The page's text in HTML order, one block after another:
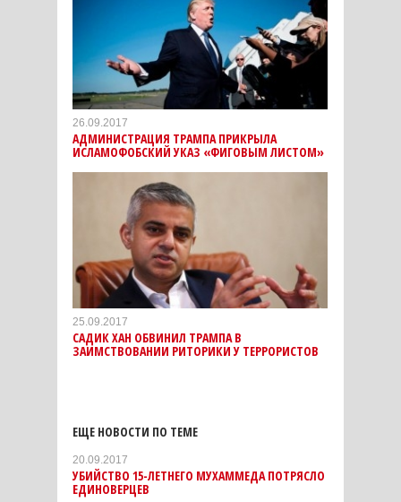
26.09.2017
АДМИНИСТРАЦИЯ ТРАМПА ПРИКРЫЛА
ИСЛАМОФОБСКИЙ УКАЗ «ФИГОВЫМ ЛИСТОМ»
25.09.2017
САДИК ХАН ОБВИНИЛ ТРАМПА В
ЗАИМСТВОВАНИИ РИТОРИКИ У ТЕРРОРИСТОВ
ЕЩЕ НОВОСТИ ПО ТЕМЕ
20.09.2017
УБИЙСТВО 15-ЛЕТНЕГО МУХАММЕДА ПОТРЯСЛО
ЕДИНОВЕРЦЕВ